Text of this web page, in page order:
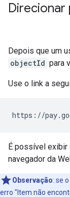
Direcionar
Depois que um
objectId para
Use o link a
https://
É possível exibir
navegador da
Observação: se
erro "Item não